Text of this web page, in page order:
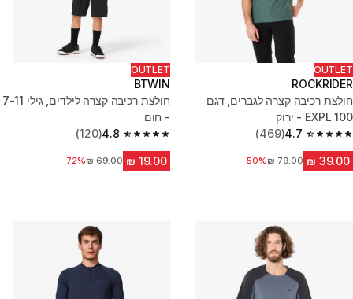
OUTLET
ROCKRIDER
חולצת רכיבה קצרה לגברים, דגם
EXPL 100 - ירוק
4.7
4.7 out of 5 stars from 469 reviews
(469)
מחיר לפני הנחה‏79.00 ₪
50%
OUTLET
BTWIN
חולצת רכיבה קצרה לילדים, גילי 7-11
- חום
4.8
4.8 out of 5 stars from 120 reviews
(120)
מחיר לפני הנחה‏69.00 ₪
72%